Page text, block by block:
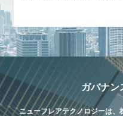
ガバナン
ニューフレアテクノロジーは、